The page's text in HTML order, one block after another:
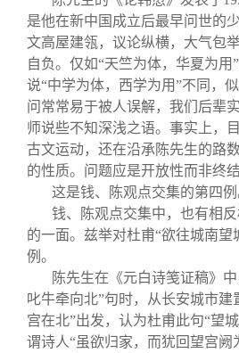
是他在新中国成立后最早问世的
文高屋建瓴，议论纵横，大气包
自负。仅如“天竺为体，华夏为用
说“中学为体，西学为用”不同，
问常常易于被人误解，我们后辈
师说些不知深浅之语。事实上，
古文运动，还在沿承陈先生的路
的性质。问题应是开放性而非终结
这是钱、陈观点交集的第四例
钱、陈观点交集中，也有相
的一面。兹举对杜甫“欲往城南望
例。
陈先生在《元白诗笺证稿》
叱牛牵向北”句时，从长安城市建
宫在北”出发，认为杜甫此句“望
谓诗人“虽欲归家，而犹回望宫阙